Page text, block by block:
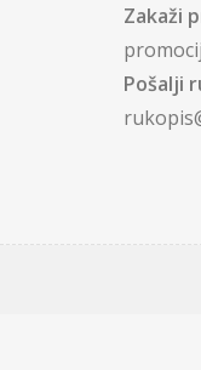
Zakaži
Pošalji